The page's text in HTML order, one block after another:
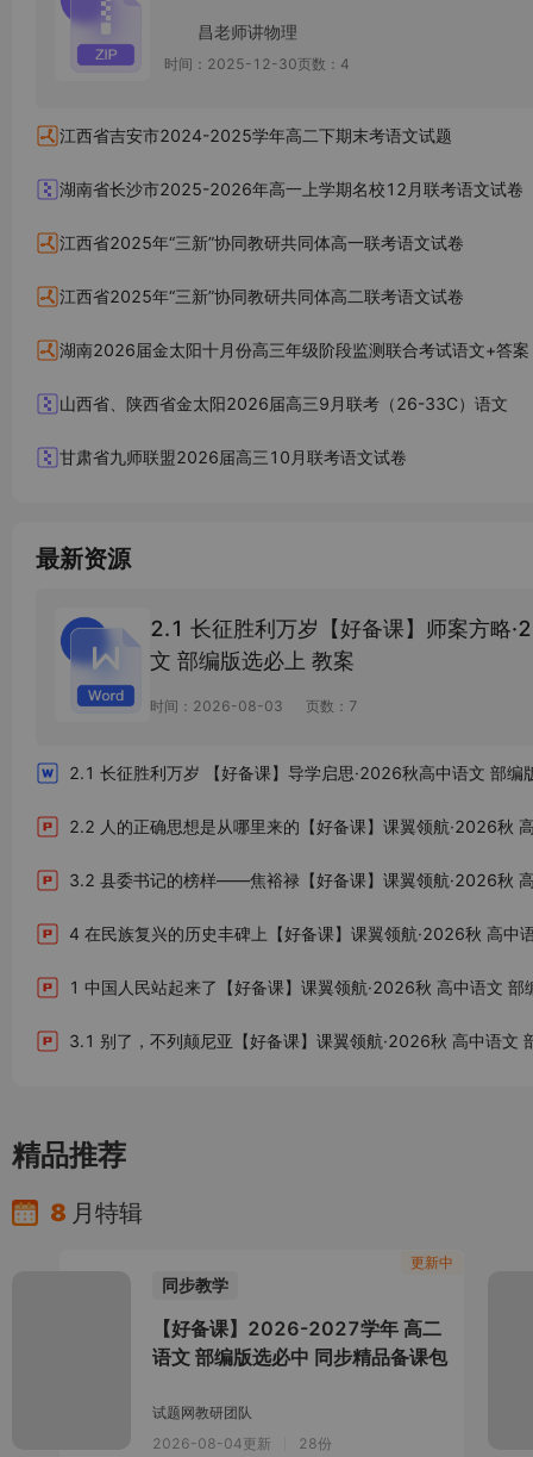
昌老师讲物理
时间：2025-12-30页数：4
江西省吉安市2024-2025学年高二下期末考语文试题
湖南省长沙市2025-2026年高一上学期名校12月联考语文试卷
江西省2025年“三新”协同教研共同体高一联考语文试卷
江西省2025年“三新”协同教研共同体高二联考语文试卷
湖南2026届金太阳十月份高三年级阶段监测联合考试语文+答案
山西省、陕西省金太阳2026届高三9月联考（26-33C）语文
甘肃省九师联盟2026届高三10月联考语文试卷
最新资源
2.1 长征胜利万岁【好备课】师案方略
文 部编版选必上 教案
时间：2026-08-03 页数：7
精品推荐
8 月特辑
更新中
同步教学
【好备课】2026-2027学年 高二
语文 部编版选必中 同步精品备课包
试题网教研团队
2026-08-04更新
28份